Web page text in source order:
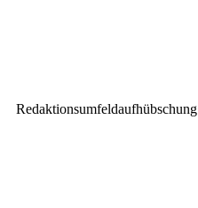
Redaktionsumfeldaufhübschung